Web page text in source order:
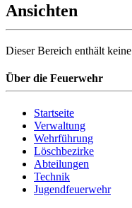
Ansichten
Dieser Bereich enthält
Über die Feuerwehr
Startseite
Verwaltung
Wehrführung
Löschbezirke
Abteilungen
Technik
Jugendfeuerwehr